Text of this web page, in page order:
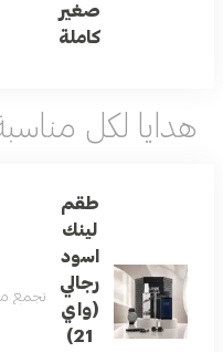
صغير
كاملة
هدايا لكل
طقم
لينك
اسود
رجالي
(واي
21)
تجمع